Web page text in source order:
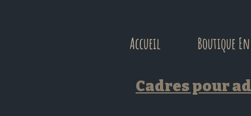
Accueil Boutique
Cadres pour